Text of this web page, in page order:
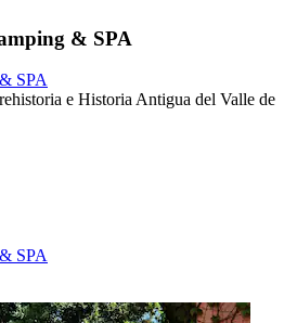
& SPA
SPA
e Historia Antigua del Valle de
SPA